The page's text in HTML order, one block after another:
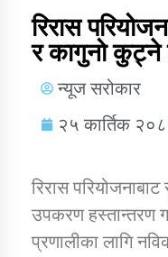
Trending Now
कुषि
रिरास
र कागुनो कुट्ने
न्यूज सरोकार
२५ कार्तिक
रिरास
उपकरण हस्तान्तरण
प्रणालीका लागि